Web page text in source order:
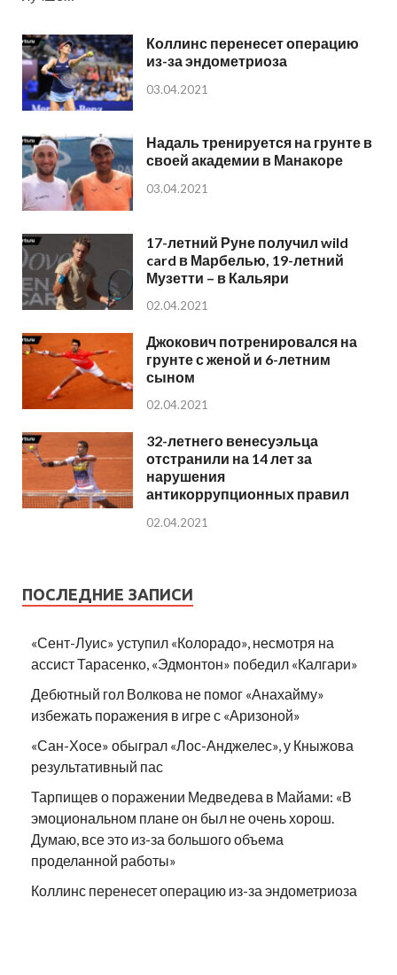
Коллинс перенесет операцию
из-за эндометриоза
03.04.2021
Надаль тренируется на грунте в
своей академии в Манакоре
03.04.2021
17-летний Руне получил wild
card в Марбелью, 19-летний
Музетти – в Кальяри
02.04.2021
Джокович потренировался на
грунте с женой и 6-летним
сыном
02.04.2021
32-летнего венесуэльца
отстранили на 14 лет за
нарушения
антикоррупционных правил
02.04.2021
ПОСЛЕДНИЕ ЗАПИСИ
«Сент-Луис» уступил «Колорадо», несмотря на
ассист Тарасенко, «Эдмонтон» победил «Калгари»
Дебютный гол Волкова не помог «Анахайму»
избежать поражения в игре с «Аризоной»
«Сан-Хосе» обыграл «Лос-Анджелес», у Кныжова
результативный пас
Тарпищев о поражении Медведева в Майами: «В
эмоциональном плане он был не очень хорош.
Думаю, все это из-за большого объема
проделанной работы»
Коллинс перенесет операцию из-за эндометриоза